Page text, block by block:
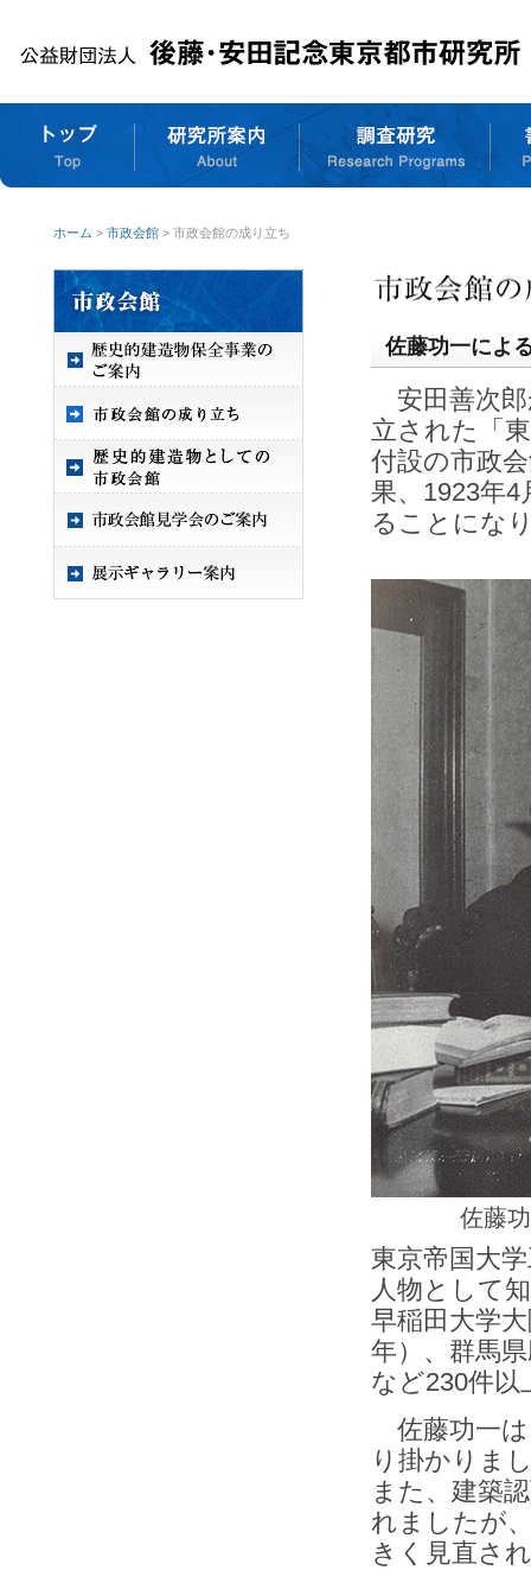
ホーム > 市政会館 > 市政会館の成り立ち
佐藤功一によ
安田善次郎
立された「
付設の市政
果、1923年
ることにな
佐藤
東京帝国大
人物として
早稲田大学
年）、群馬
など230件
佐藤功一は
り掛かりま
また、建築
れましたが
きく見直さ